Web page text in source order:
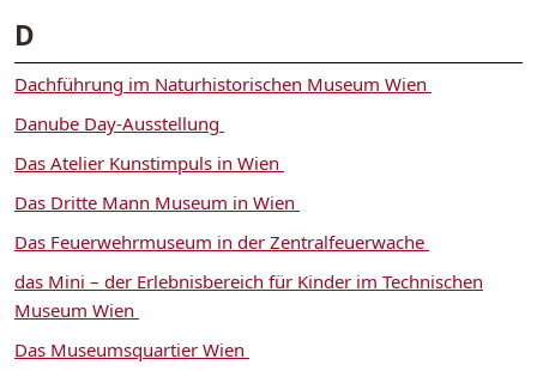
D
Dachführung im Naturhistorischen Museum Wien
Danube Day-Ausstellung
Das Atelier Kunstimpuls in Wien
Das Dritte Mann Museum in Wien
Das Feuerwehrmuseum in der Zentralfeuerwache
das Mini – der Erlebnisbereich für Kinder im Technischen
Museum Wien
Das Museumsquartier Wien